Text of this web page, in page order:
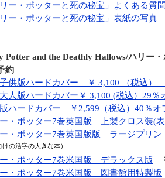
リー・ポッターと死の秘宝」よくある質
リー・ポッターと死の秘宝」表紙の写真
Potter and the Deathly Hallows/ハリー
約
供版ハードカバー ￥ 3,100 （税込）
人版ハードカバー￥ 3,100 (税込）29％
ハードカバー ￥2,599（税込）40％オ
・ポッター7巻英国版 上製クロス装(
・ポッター7巻英国版版 ラージプリン
の活字の大きな本）
・ポッター7巻米国版 デラックス版
・ポッター7巻米国版 図書館用特製版